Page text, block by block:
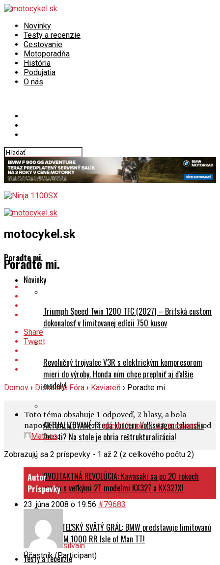
Novinky
Testy a recenzie
Cestovanie
Motoporadňa
História
Podujatia
O nás
motocykel.sk
Poradte mi.
Novinky
Triumph Speed Twin 1200 TFC (2027) – Britská custom
dokonalosť v limitovanej edícii 750 kusov
Revolučný trojvalec V3R s elektrickým kompresorom
mieri do výroby. Honda ním chce preplniť aj ďalšie
modely!
AKTUALIZOVANÉ: Predá koncern Volkswagen taliansku
Ducati? Na stole je obria reštrukturalizácia!
DVOJTAKTNÁ REVOLÚCIA: Kawasaki sa po 20 rokoch
vracia s veľkými 2T modelmi KX327 a KX327X!
ZBERATEĽSKÝ SVÄTÝ GRÁL: BMW predstavuje limitovanú
edíciu M 1000 RR Isle of Man TT!
Testy a recenzie
Poradte mi.
Share
Tweet
Domov › Diskusné Fóra › Kaviareň › Poradte mi.
Toto téma obsahuje 1 odpoveď, 2 hlasy, a bola
naposledny upravenápred 17 rokmi, 11 mesiacmiod
Matooo.
Zobrazujú sa 2 príspevky - 1 až 2 (z celkového počtu 2)
Autor
Príspevky
23. júna 2008 o 19:56 #79683
silvain
Účastník (Participant)